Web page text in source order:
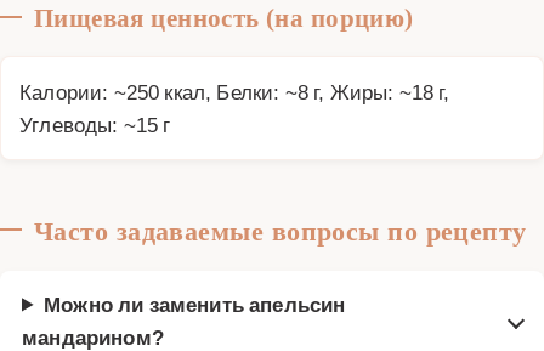
Пищевая ценность (на порцию)
Калории: ~250 ккал, Белки: ~8 г, Жиры: ~18 г,
Углеводы: ~15 г
Часто задаваемые вопросы по рецепту
Можно ли заменить апельсин
мандарином?